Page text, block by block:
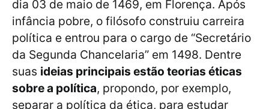
dia 03 de maio de 1469, em Florença. Após
infância pobre, o filósofo construiu carreira
política e entrou para o cargo de “Secretário
da Segunda Chancelaria” em 1498. Dentre
suas ideias principais estão teorias éticas
sobre a política, propondo, por exemplo,
separar a política da ética, para estudar